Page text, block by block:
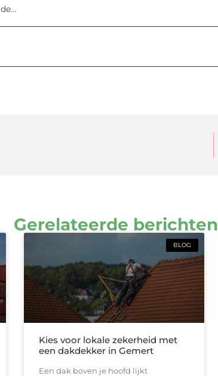
Gerelateerde berichten
BLOG
Kies voor lokale zekerheid met
een dakdekker in Gemert
Een dak boven je hoofd lijkt